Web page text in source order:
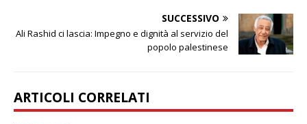
SUCCESSIVO
Ali Rashid ci lascia: Impegno e dignità al servizio del
popolo palestinese
ARTICOLI CORRELATI